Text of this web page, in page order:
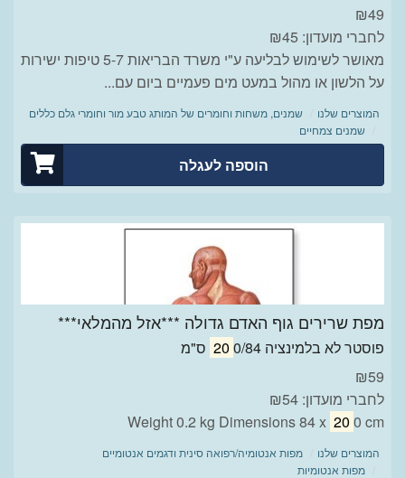
₪49
לחברי מועדון: ₪45
מאושר לשימוש לבליעה ע"י משרד הבריאות 5-7 טיפות ישירות
על הלשון או מהול במעט מים פעמיים ביום עם...
המוצרים שלנו
שמנים, משחות וחומרים של המותג טבע מור וחומרי גלם כללים
שמנים צמחיים
הוספה לעגלה
מפת שרירים גוף האדם גדולה ***אזל מהמלאי***
פוסטר לא בלמינציה 20 0/84 ס"מ
₪59
לחברי מועדון: ₪54
Weight 0.2 kg Dimensions 84 x 20 0 cm
המוצרים שלנו
מפות אנטומיה/רפואה סינית ודגמים אנטומיים
מפות אנטומיות